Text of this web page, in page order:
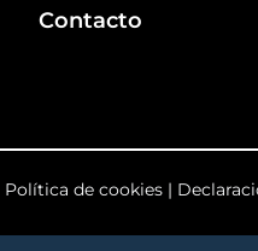
Contacto
Política de cookies|